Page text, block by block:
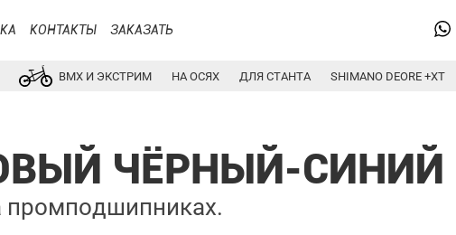
КОНТАКТЫ ЗАКАЗАТЬ
BMX И ЭКСТРИМ НА ОСЯХ ДЛЯ СТАНТА SHIMANO DEORE +XT
ЧЁРНЫЙ-СИНИЙ
промподшипниках.